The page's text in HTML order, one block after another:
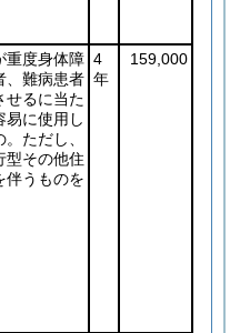
重度身体障
、難病患者
せるに当た
易に使用し
ただし、
型その他住
伴うものを
4
年
159,000